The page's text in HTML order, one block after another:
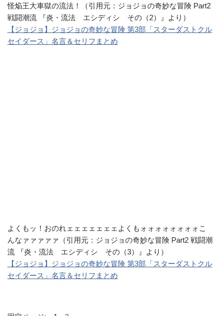
怪焔王大車獄の流法！（引用元：ジョジョの奇妙な冒険 Part2
戦闘潮流 『炎・流法 エシディシ その（2）』より）
【ジョジョ】ジョジョの奇妙な冒険 第3部「スターダストクル
セイダース」名言＆セリフまとめ
よくもッ！おのれェェェェェェェよくもォォォォォォォォこ
んなァァァァァ（引用元：ジョジョの奇妙な冒険 Part2 戦闘潮
流 『炎・流法 エシディシ その（3）』より）
【ジョジョ】ジョジョの奇妙な冒険 第3部「スターダストクル
セイダース」名言＆セリフまとめ